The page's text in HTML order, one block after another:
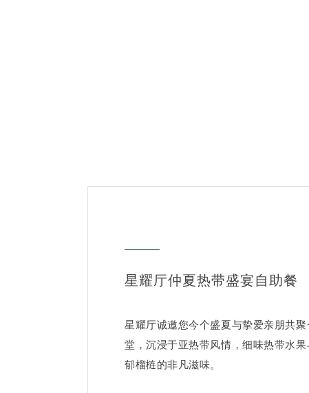
星耀厅仲夏热带盛宴自助餐
星耀厅诚邀您今个盛夏与挚爱亲朋共聚
堂，沉浸于亚热带风情，细味热带水果
郁榴梿的非凡滋味。